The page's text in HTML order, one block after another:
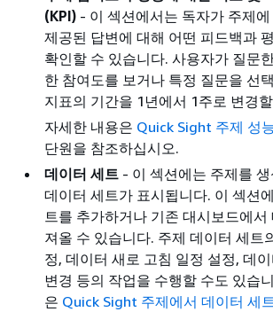
(KPI) - 이 섹션에서는 독자가 주제
제공된 답변에 대해 어떤 피드백과
확인할 수 있습니다. 사용자가 질문
한 참여도를 보거나 특정 질문을 선
지표의 기간을 1년에서 1주로 변경
자세한 내용은 Quick Sight 주제 성
단원을 참조하십시오.
데이터 세트 - 이 섹션에는 주제를
데이터 세트가 표시됩니다. 이 섹션
트를 추가하거나 기존 대시보드에
져올 수 있습니다. 주제 데이터 세트
정, 데이터 새로 고침 일정 설정, 데
변경 등의 작업을 수행할 수도 있습
은 Quick Sight 주제에서 데이터 세